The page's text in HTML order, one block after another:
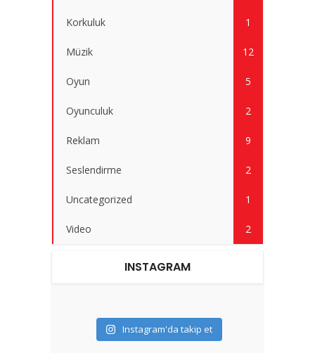
Korkuluk 1
Müzik 12
Oyun 5
Oyunculuk 2
Reklam 9
Seslendirme 2
Uncategorized 1
Video 2
INSTAGRAM
Instagram'da takip et